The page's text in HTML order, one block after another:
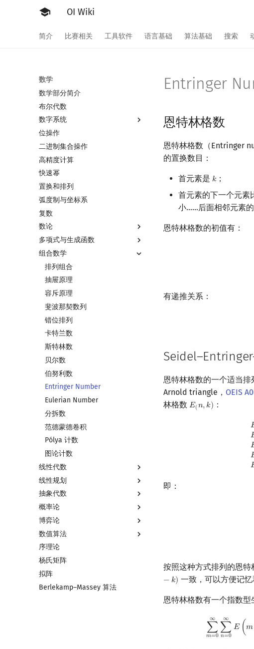
OI Wiki
简介 比赛相关 工具软件 语言基础 算法基础 搜索
数学
数学部分简介
布尔代数
数字系统
数字系统简介
进位制
平衡三进制
格雷码
位操作
二进制集合操作
高精度计算
快速幂
置换和排列
弧度制与坐标系
复数
数论
数论基础
模算术简介
素数
最大公约数
欧拉函数
筛法
分解质因数
裴蜀定理 & 一次不定方程
费马小定理 & 欧拉定理
模逆元
线性同余方程
中国剩余定理
升幂引理
阶乘取模
卢卡斯定理
同余方程
二次剩余
阶 & 原根
离散对数
高次剩余 & 单位根
数论分块
狄利克雷卷积
莫比乌斯反演
杜教筛
Powerful Number 筛
Min_25 筛
洲阁筛
多项式与生成函数
多项式与生成函数简介
代数基本定理
快速傅里叶变换
快速数论变换
快速沃尔什变换
Chirp Z 变换
多项式牛顿迭代
多项式多点求值|快速插值
多项式初等函数
常系数齐次线性递推
多项式平移|连续点值平移
符号化方法
Lagrange 反演
形式幂级数复合|复合逆
普通生成函数
指数生成函数
组合数学
排列组合
抽屉原理
容斥原理
斐波那契数列
错位排列
卡特兰数
斯特林数
贝尔数
伯努利数
Entringer Number
Eulerian Number
分拆数
范德蒙德卷积
Pólya 计数
图论计数
线性代数
线性代数简介
向量
内积和外积
矩阵
初等变换
行列式
线性空间
线性基
线性映射
线性规划
线性规划基础
单纯形法
抽象代数
基本概念
群论
环论
域论
Schreier–Sims 算法
概率论
基本概念
条件概率与独立性
随机变量
随机变量的数字特征
概率不等式
博弈论
博弈论简介
公平组合游戏
零和游戏
非公平组合游戏
数值算法
插值
数值积分
高斯消元
牛顿迭代法
序理论
杨氏矩阵
拟阵
Berlekamp–Massey 算法
Entringer
恩特林格数
恩特林格数（Entringer
的置换数目：
首元素是 𝑘
k ；
首元素的下一个元素
小……后面相邻元素的
恩特林格数的初值有：
有递推关系：
恩特林格数的一个适当
Arnold triangle， OEIS
林格数 𝐸(𝑛,𝑘)
E(n,k ) ：
←
即：
按照这种方式排列的恩
− 𝑘) 一致，可以方便记忆
恩特林格数有一个指数型
∞
∑
𝑚=0
∞
∑
𝑛=0
𝐸 (𝑚
∑m=0∞ =0